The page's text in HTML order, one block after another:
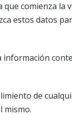
comienza
estos datos
información
de
mismo.